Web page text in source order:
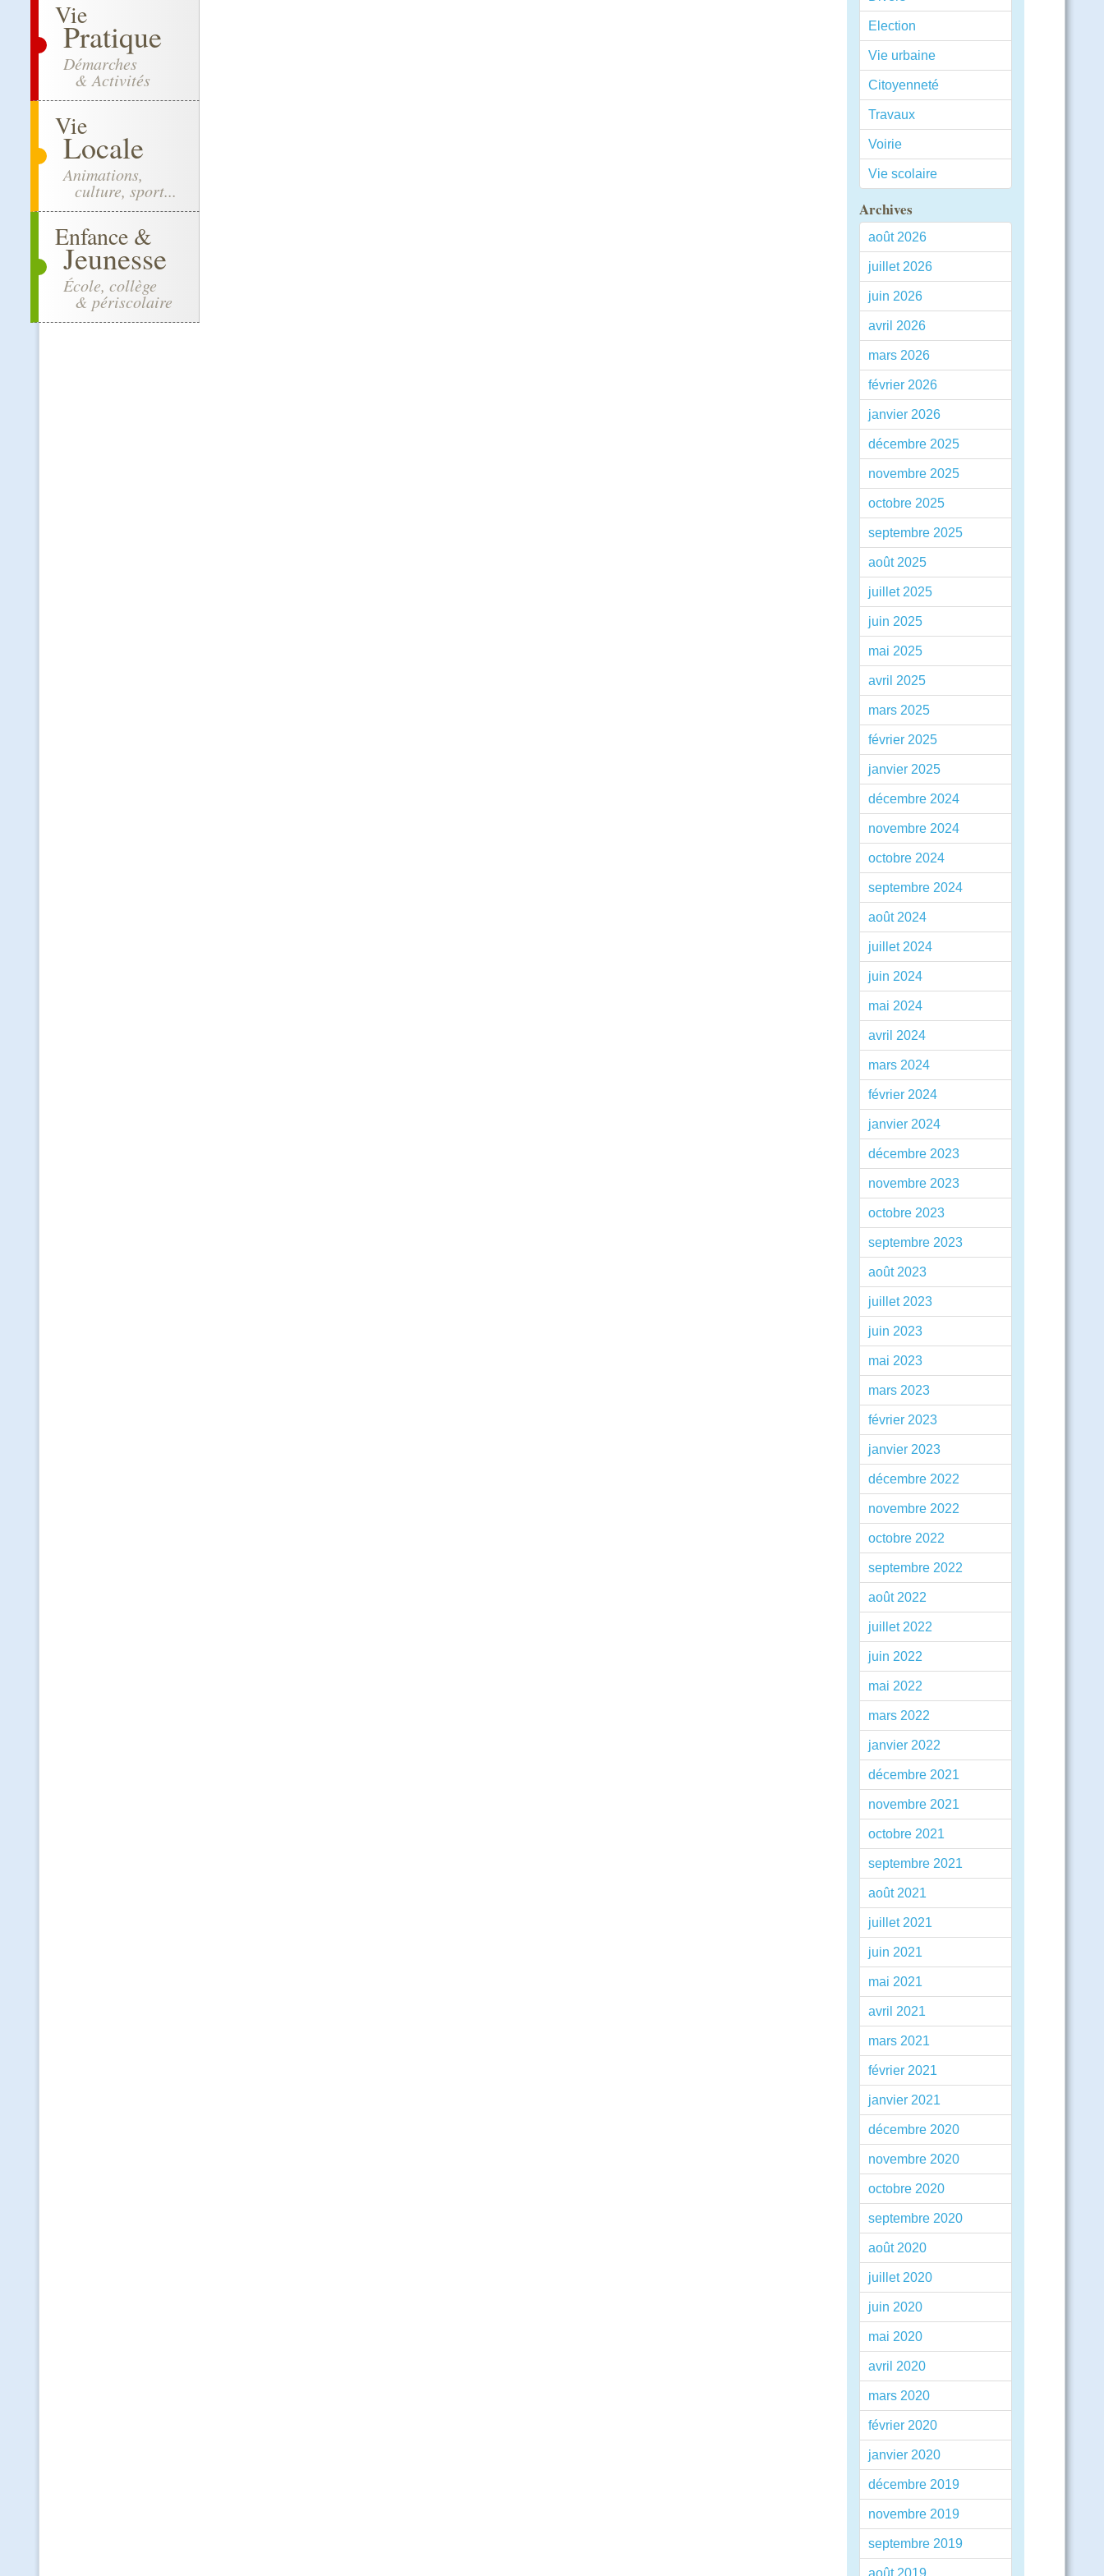
Vie
Pratique
Démarches
& Activités
Vie
Locale
Animations,
culture, sport...
Enfance &
Jeunesse
École, collège
& périscolaire
Election
Vie urbaine
Citoyenneté
Travaux
Voirie
Vie scolaire
Archives
août 2026
juillet 2026
juin 2026
avril 2026
mars 2026
février 2026
janvier 2026
décembre 2025
novembre 2025
octobre 2025
septembre 2025
août 2025
juillet 2025
juin 2025
mai 2025
avril 2025
mars 2025
février 2025
janvier 2025
décembre 2024
novembre 2024
octobre 2024
septembre 2024
août 2024
juillet 2024
juin 2024
mai 2024
avril 2024
mars 2024
février 2024
janvier 2024
décembre 2023
novembre 2023
octobre 2023
septembre 2023
août 2023
juillet 2023
juin 2023
mai 2023
mars 2023
février 2023
janvier 2023
décembre 2022
novembre 2022
octobre 2022
septembre 2022
août 2022
juillet 2022
juin 2022
mai 2022
mars 2022
janvier 2022
décembre 2021
novembre 2021
octobre 2021
septembre 2021
août 2021
juillet 2021
juin 2021
mai 2021
avril 2021
mars 2021
février 2021
janvier 2021
décembre 2020
novembre 2020
octobre 2020
septembre 2020
août 2020
juillet 2020
juin 2020
mai 2020
avril 2020
mars 2020
février 2020
janvier 2020
décembre 2019
novembre 2019
septembre 2019
août 2019